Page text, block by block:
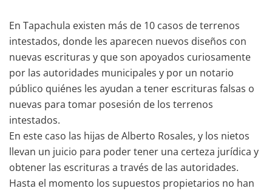
En Tapachula existen más de 10 casos de terrenos
intestados, donde les aparecen nuevos diseños con
nuevas escrituras y que son apoyados curiosamente
por las autoridades municipales y por un notario
público quiénes les ayudan a tener escrituras falsas o
nuevas para tomar posesión de los terrenos
intestados.
En este caso las hijas de Alberto Rosales, y los nietos
llevan un juicio para poder tener una certeza jurídica y
obtener las escrituras a través de las autoridades.
Hasta el momento los supuestos propietarios no han